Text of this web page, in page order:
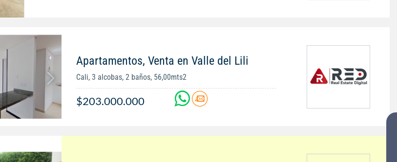
Apartamentos, Venta en Valle del Lili
Cali, 3 alcobas, 2 baños, 56,00mts2
$203.000.000